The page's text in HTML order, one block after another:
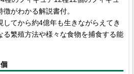
がわかる解説書付。
てから約4億年も生きながらえてき
る繁殖方法や様々な食物を捕食する能